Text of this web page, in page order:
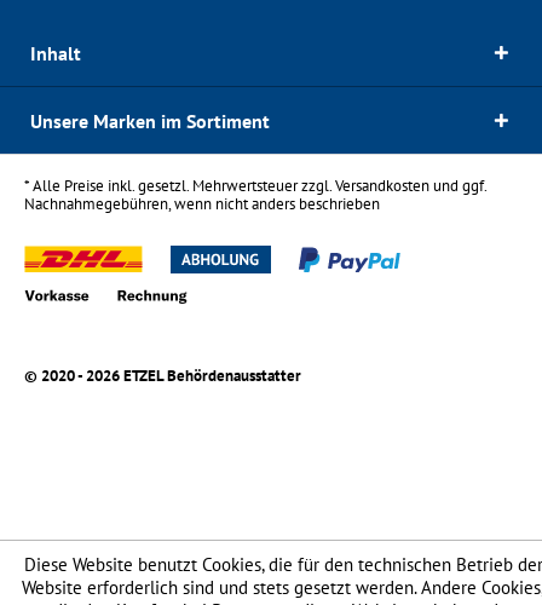
Inhalt
Unsere Marken im Sortiment
* Alle Preise inkl. gesetzl. Mehrwertsteuer zzgl.Versandkostenund ggf.
Nachnahmegebühren, wenn nicht anders beschrieben
© 2020 - 2026 ETZEL Behördenausstatter
Diese Website benutzt Cookies, die für den technischen Betrieb der
Website erforderlich sind und stets gesetzt werden. Andere